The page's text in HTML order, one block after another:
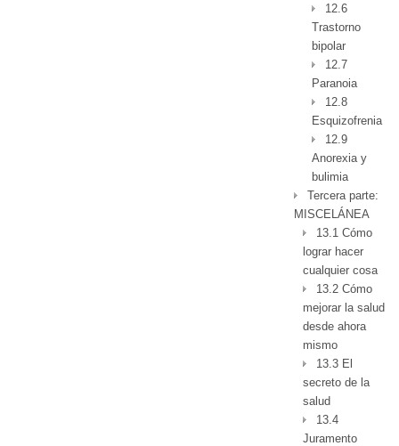
12.6
Trastorno
bipolar
12.7
Paranoia
12.8
Esquizofrenia
12.9
Anorexia y
bulimia
Tercera parte:
MISCELÁNEA
13.1 Cómo
lograr hacer
cualquier cosa
13.2 Cómo
mejorar la salud
desde ahora
mismo
13.3 El
secreto de la
salud
13.4
Juramento